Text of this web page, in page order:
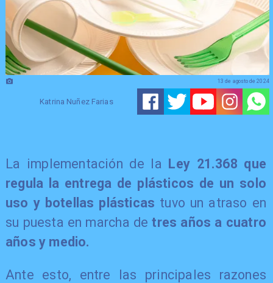
Katrina Nuñez Farias
13 de agosto de 2024
La implementación de la Ley 21.368 que
regula la entrega de plásticos de un solo
uso y botellas plásticas tuvo un atraso en
su puesta en marcha de tres años a cuatro
años y medio.
Ante esto, entre las principales razones